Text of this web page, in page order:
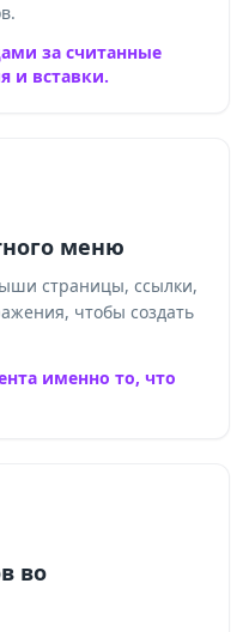
за считанные
и вставки.
меню
страницы, ссылки,
чтобы создать
именно то, что
во